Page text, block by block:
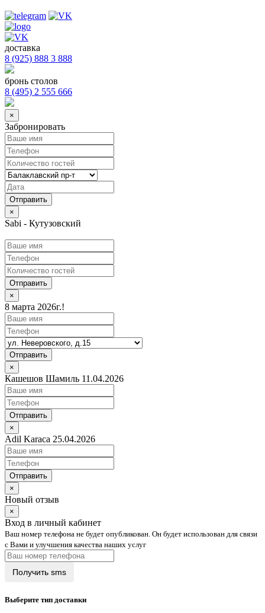
доставка
8 (925) 888 3 888
бронь столов
8 (495) 2 555 666
×
Забронировать
×
Sabi - Кутузовский
Отправить
×
8 марта 2026г.!
Отправить
×
Кашешов Шамиль 11.04.2026
Отправить
×
Adil Karaca 25.04.2026
Отправить
×
Новый отзыв
×
Вход в личный кабинет
Ваш номер телефона не будет опубликован. Он будет использован для связи
с Вами и улучшения качества наших услуг
Выберите тип доставки